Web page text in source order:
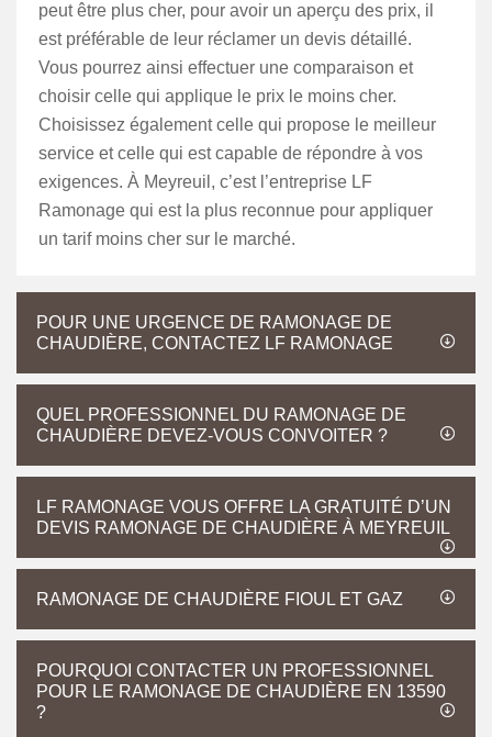
peut être plus cher, pour avoir un aperçu des prix, il
est préférable de leur réclamer un devis détaillé.
Vous pourrez ainsi effectuer une comparaison et
choisir celle qui applique le prix le moins cher.
Choisissez également celle qui propose le meilleur
service et celle qui est capable de répondre à vos
exigences. À Meyreuil, c’est l’entreprise LF
Ramonage qui est la plus reconnue pour appliquer
un tarif moins cher sur le marché.
POUR UNE URGENCE DE RAMONAGE DE
CHAUDIÈRE, CONTACTEZ LF RAMONAGE
QUEL PROFESSIONNEL DU RAMONAGE DE
CHAUDIÈRE DEVEZ-VOUS CONVOITER ?
LF RAMONAGE VOUS OFFRE LA GRATUITÉ D’UN
DEVIS RAMONAGE DE CHAUDIÈRE À MEYREUIL
RAMONAGE DE CHAUDIÈRE FIOUL ET GAZ
POURQUOI CONTACTER UN PROFESSIONNEL
POUR LE RAMONAGE DE CHAUDIÈRE EN 13590
?